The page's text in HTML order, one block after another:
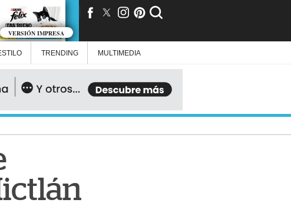
VERSIÓN IMPRESA
TRENDING MULTIMEDIA